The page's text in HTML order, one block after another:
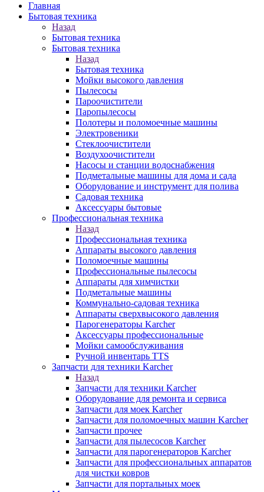
Главная
Бытовая техника
Назад
Бытовая техника
Бытовая техника
Назад
Бытовая техника
Мойки высокого давления
Пылесосы
Пароочистители
Паропылесосы
Полотеры и поломоечные машины
Электровеники
Стеклоочистители
Воздухоочистители
Насосы и станции водоснабжения
Подметальные машины для дома и сада
Оборудование и инструмент для полива
Садовая техника
Аксессуары бытовые
Профессиональная техника
Назад
Профессиональная техника
Аппараты высокого давления
Поломоечные машины
Профессиональные пылесосы
Аппараты для химчистки
Подметальные машины
Коммунально-садовая техника
Аппараты сверхвысокого давления
Парогенераторы Karcher
Аксессуары профессиональные
Мойки самообслуживания
Ручной инвентарь TTS
Запчасти для техники Karcher
Назад
Запчасти для техники Karcher
Оборудование для ремонта и сервиса
Запчасти для моек Karcher
Запчасти для поломоечных машин Karcher
Запчасти прочее
Запчасти для пылесосов Karcher
Запчасти для парогенераторов Karcher
Запчасти для профессиональных аппаратов
для чистки ковров
Запчасти для портальных моек